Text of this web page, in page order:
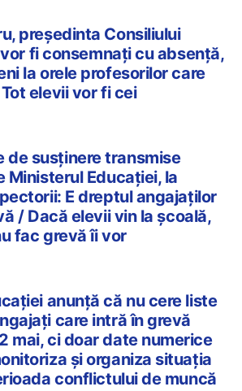
președinta Consiliului
fi consemnați cu absență,
la orele profesorilor care
elevii vor fi cei
de susținere transmise
Ministerul Educației, la
E dreptul angajaților
/ Dacă elevii vin la școală,
fac grevă îi vor
anunță că nu cere liste
care intră în grevă
mai, ci doar date numerice
și organiza situația
conflictului de muncă